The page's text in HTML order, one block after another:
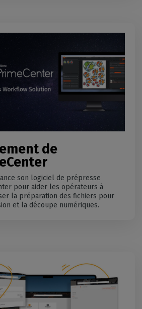
de
son logiciel de prépresse
pour aider les opérateurs à
la préparation des fichiers pour
et la découpe numériques.